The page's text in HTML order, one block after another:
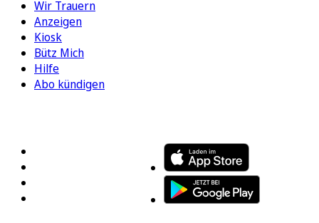
Wir Trauern
Anzeigen
Kiosk
Bütz Mich
Hilfe
Abo kündigen